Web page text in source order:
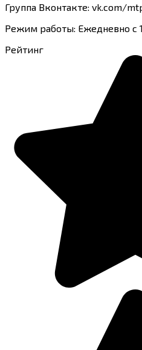
Группа Вконтакте: vk.com/
Режим работы: Ежедневно с
Рейтинг